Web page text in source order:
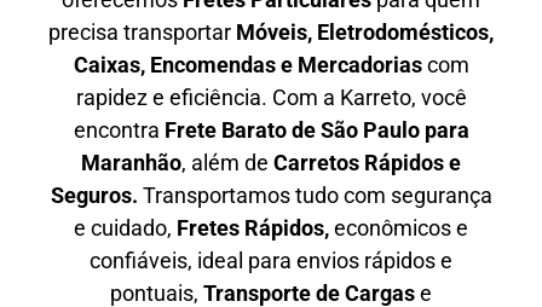
precisa transportar Móveis, Eletrodomésticos,
Caixas, Encomendas e Mercadoriascom
rapidez e eficiência. Com a Karreto, você
encontra Frete Baratode São Paulo para
Maranhão, além de Carretos Rápidos e
Seguros. Transportamos tudo com segurança
e cuidado, Fretes Rápidos,econômicos e
confiáveis, ideal para envios rápidos e
pontuais, Transporte de Cargase